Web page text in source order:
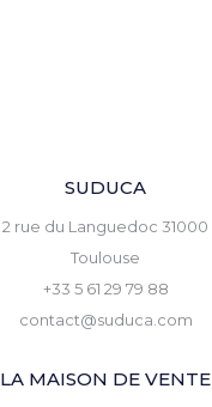
SUDUCA
2 rue du Languedoc 31000
Toulouse
+33 5 61 29 79 88
contact@suduca.com
LA MAISON DE VENTE